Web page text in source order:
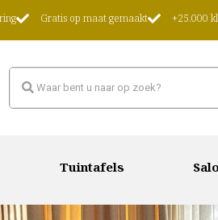
Gratis op maat gemaakt +25.000
Tuintafels